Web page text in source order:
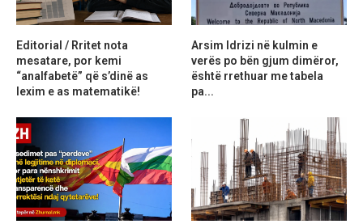
Editorial / Rritet nota
mesatare, por kemi
“analfabetë” që s’dinë as
lexim e as matematikë!
Arsim Idrizi në kulmin e
verës po bën gjum dimëror,
është rrethuar me tabela
pa...